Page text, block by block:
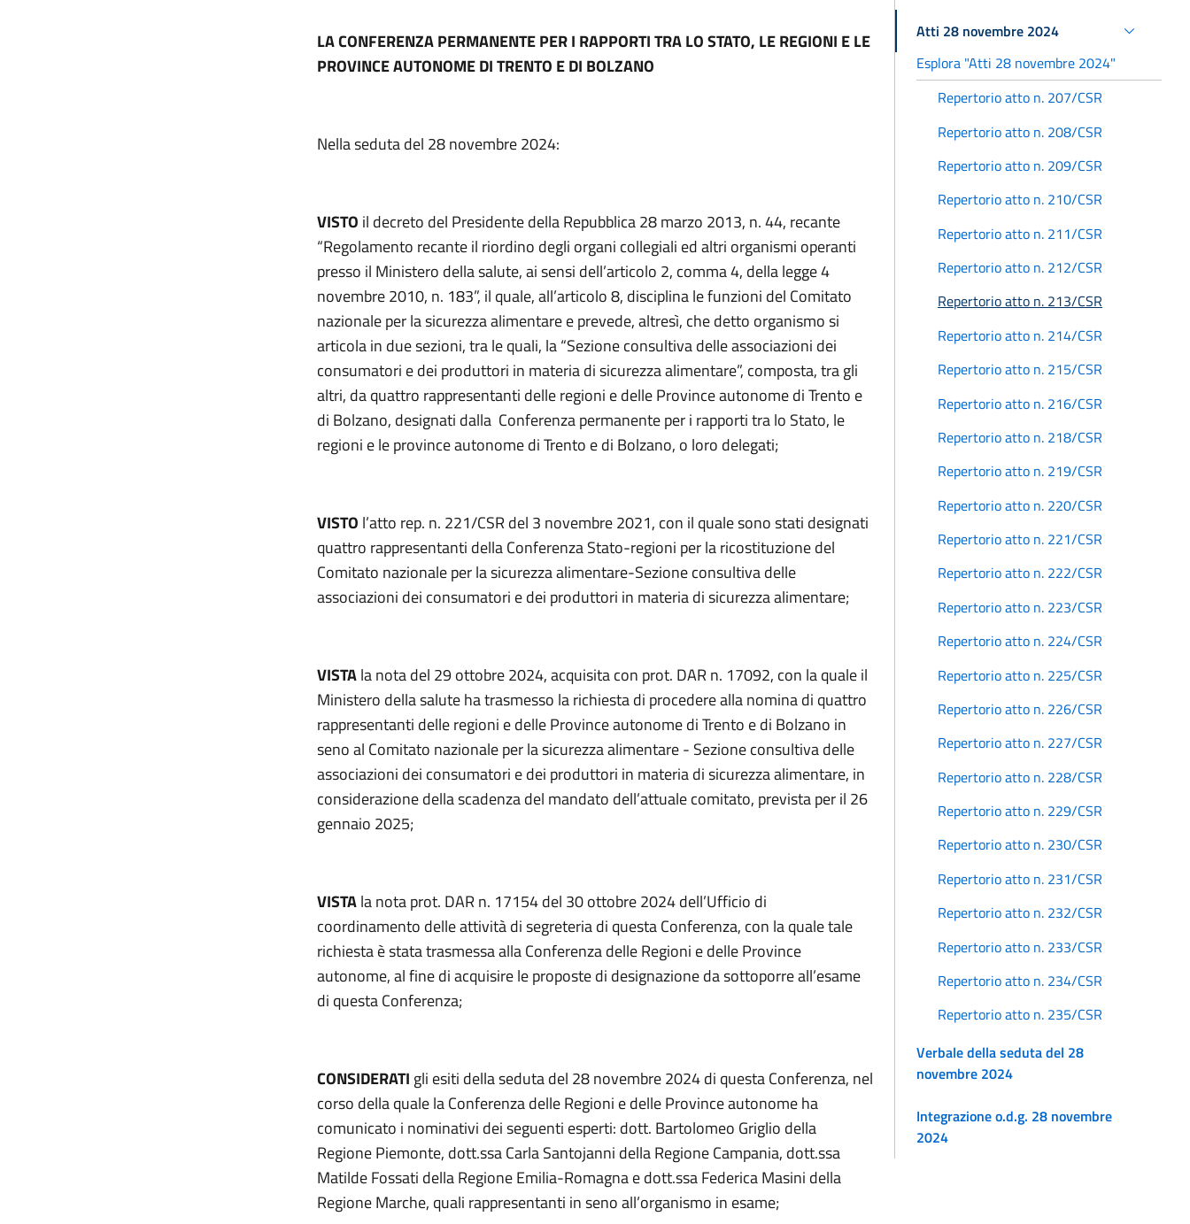
LA CONFERENZA PERMANENTE PER I RAPPORTI TRA LO STATO, LE REGIONI E LE
PROVINCE AUTONOME DI TRENTO E DI BOLZANO
Nella seduta del 28 novembre 2024:
VISTO il decreto del Presidente della Repubblica 28 marzo 2013, n. 44, recante
“Regolamento recante il riordino degli organi collegiali ed altri organismi operanti
presso il Ministero della salute, ai sensi dell’articolo 2, comma 4, della legge 4
novembre 2010, n. 183”, il quale, all’articolo 8, disciplina le funzioni del Comitato
nazionale per la sicurezza alimentare e prevede, altresì, che detto organismo si
articola in due sezioni, tra le quali, la “Sezione consultiva delle associazioni dei
consumatori e dei produttori in materia di sicurezza alimentare”, composta, tra gli
altri, da quattro rappresentanti delle regioni e delle Province autonome di Trento e
di Bolzano, designati dalla Conferenza permanente per i rapporti tra lo Stato, le
regioni e le province autonome di Trento e di Bolzano, o loro delegati;
VISTO l’atto rep. n. 221/CSR del 3 novembre 2021, con il quale sono stati designati
quattro rappresentanti della Conferenza Stato-regioni per la ricostituzione del
Comitato nazionale per la sicurezza alimentare-Sezione consultiva delle
associazioni dei consumatori e dei produttori in materia di sicurezza alimentare;
VISTAla nota del 29 ottobre 2024, acquisita con prot. DAR n. 17092, con la quale il
Ministero della salute ha trasmesso la richiesta di procedere alla nomina di quattro
rappresentanti delle regioni e delle Province autonome di Trento e di Bolzano in
seno al Comitato nazionale per la sicurezza alimentare - Sezione consultiva delle
associazioni dei consumatori e dei produttori in materia di sicurezza alimentare, in
considerazione della scadenza del mandato dell’attuale comitato, prevista per il 26
gennaio 2025;
VISTAla nota prot. DAR n. 17154 del 30 ottobre 2024 dell’Ufficio di
coordinamento delle attività di segreteria di questa Conferenza, con la quale tale
richiesta è stata trasmessa alla Conferenza delle Regioni e delle Province
autonome, al fine di acquisire le proposte di designazione da sottoporre all’esame
di questa Conferenza;
CONSIDERATI gli esiti della seduta del 28 novembre 2024 di questa Conferenza, nel
corso della quale la Conferenza delle Regioni e delle Province autonome ha
comunicato i nominativi dei seguenti esperti: dott. Bartolomeo Griglio della
Regione Piemonte, dott.ssa Carla Santojanni della Regione Campania, dott.ssa
Matilde Fossati della Regione Emilia-Romagna e dott.ssa Federica Masini della
Regione Marche, quali rappresentanti in seno all’organismo in esame;
Atti 28 novembre 2024
Esplora "Atti 28 novembre 2024"
Repertorio atto n. 207/CSR
Repertorio atto n. 208/CSR
Repertorio atto n. 209/CSR
Repertorio atto n. 210/CSR
Repertorio atto n. 211/CSR
Repertorio atto n. 212/CSR
Repertorio atto n. 213/CSR
Repertorio atto n. 214/CSR
Repertorio atto n. 215/CSR
Repertorio atto n. 216/CSR
Repertorio atto n. 218/CSR
Repertorio atto n. 219/CSR
Repertorio atto n. 220/CSR
Repertorio atto n. 221/CSR
Repertorio atto n. 222/CSR
Repertorio atto n. 223/CSR
Repertorio atto n. 224/CSR
Repertorio atto n. 225/CSR
Repertorio atto n. 226/CSR
Repertorio atto n. 227/CSR
Repertorio atto n. 228/CSR
Repertorio atto n. 229/CSR
Repertorio atto n. 230/CSR
Repertorio atto n. 231/CSR
Repertorio atto n. 232/CSR
Repertorio atto n. 233/CSR
Repertorio atto n. 234/CSR
Repertorio atto n. 235/CSR
Verbale della seduta del 28
novembre 2024
Integrazione o.d.g. 28 novembre
2024